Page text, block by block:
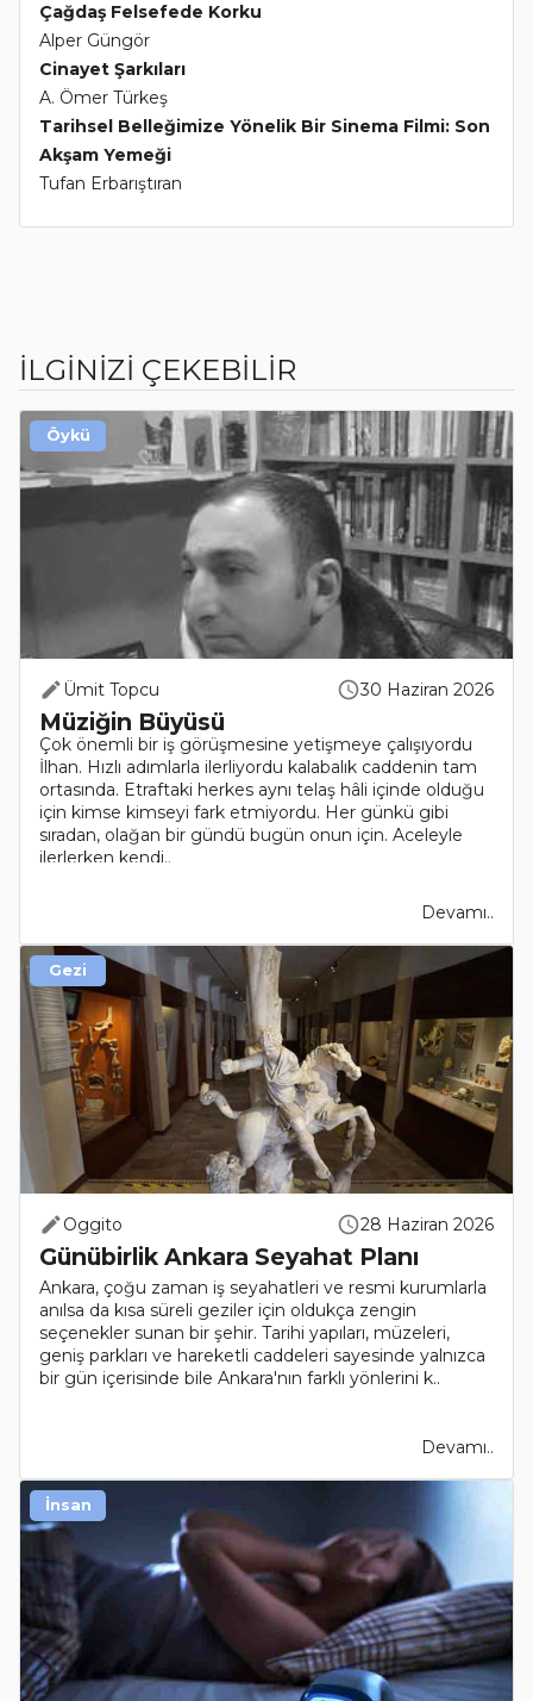
Çağdaş Felsefede Korku
Alper Güngör
Cinayet Şarkıları
A. Ömer Türkeş
Tarihsel Belleğimize Yönelik Bir Sinema Filmi: Son
Akşam Yemeği
Tufan Erbarıştıran
İLGİNİZİ ÇEKEBİLİR
Ümit Topcu 30 Haziran 2026
Müziğin Büyüsü
Çok önemli bir iş görüşmesine yetişmeye çalışıyordu
İlhan. Hızlı adımlarla ilerliyordu kalabalık caddenin tam
ortasında. Etraftaki herkes aynı telaş hâli içinde olduğu
için kimse kimseyi fark etmiyordu. Her günkü gibi
sıradan, olağan bir gündü bugün onun için. Aceleyle
ilerlerken kendi..
Devamı..
Öykü
Oggito 28 Haziran 2026
Günübirlik Ankara Seyahat Planı
Ankara, çoğu zaman iş seyahatleri ve resmi kurumlarla
anılsa da kısa süreli geziler için oldukça zengin
seçenekler sunan bir şehir. Tarihi yapıları, müzeleri,
geniş parkları ve hareketli caddeleri sayesinde yalnızca
bir gün içerisinde bile Ankara'nın farklı yönlerini k..
Devamı..
Gezi
İnsan